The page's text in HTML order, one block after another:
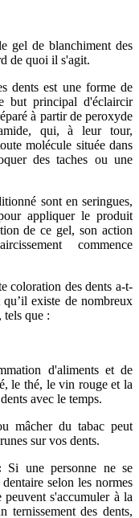
gel de blanchiment des
de quoi il s'agit.
dents est une forme de
but principal d'éclaircir
à partir de peroxyde
qui, à leur tour,
molécule située dans
des taches ou une
sont en seringues,
appliquer le produit
de ce gel, son action
commence
coloration des dents a-t-
existe de nombreux
tels que :
d'aliments et de
le thé, le vin rouge et la
avec le temps.
mâcher du tabac peut
sur vos dents.
Si une personne ne se
selon les normes
s'accumuler à la
ternissement des dents,